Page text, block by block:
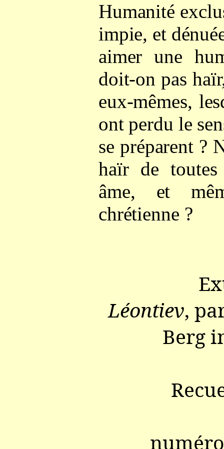
Humanité
impie, et
aimer une
doit-on pas
eux-mêmes,
ont perdu le
se préparent ?
haïr de
âme, et
chrétienne ?
Léontiev,
Berg